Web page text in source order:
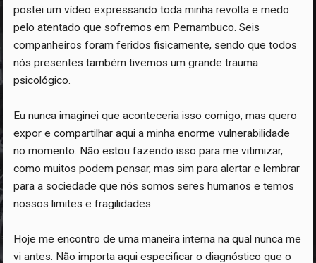
postei um vídeo expressando toda minha revolta e medo
pelo atentado que sofremos em Pernambuco. Seis
companheiros foram feridos fisicamente, sendo que todos
nós presentes também tivemos um grande trauma
psicológico.
Eu nunca imaginei que aconteceria isso comigo, mas quero
expor e compartilhar aqui a minha enorme vulnerabilidade
no momento. Não estou fazendo isso para me vitimizar,
como muitos podem pensar, mas sim para alertar e lembrar
para a sociedade que nós somos seres humanos e temos
nossos limites e fragilidades.
Hoje me encontro de uma maneira interna na qual nunca me
vi antes. Não importa aqui especificar o diagnóstico que o